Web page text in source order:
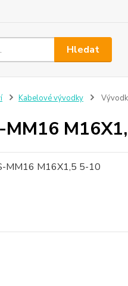
Hledat
Kabelové vývodky
MM16